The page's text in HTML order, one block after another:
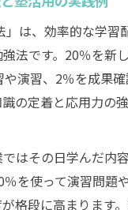
」は、効率的な学習
法です。20％を新
や演習、2％を成果
の定着と応用力の
はその日学んだ内
を使って演習問題
格段に高まります